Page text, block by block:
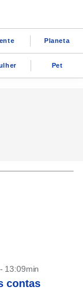
Planeta
Pet
13:09min
contas